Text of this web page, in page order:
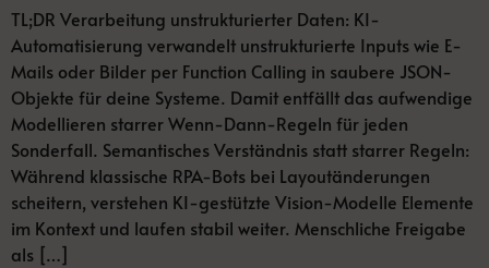
TL;DR Verarbeitung unstrukturierter Daten: KI-
Automatisierung verwandelt unstrukturierte Inputs wie E-
Mails oder Bilder per Function Calling in saubere JSON-
Objekte für deine Systeme. Damit entfällt das aufwendige
Modellieren starrer Wenn-Dann-Regeln für jeden
Sonderfall. Semantisches Verständnis statt starrer Regeln:
Während klassische RPA-Bots bei Layoutänderungen
scheitern, verstehen KI-gestützte Vision-Modelle Elemente
im Kontext und laufen stabil weiter. Menschliche Freigabe
als […]